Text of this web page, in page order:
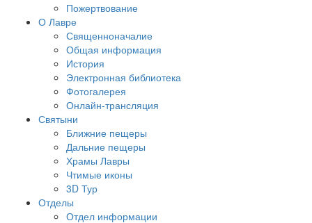
Пожертвование
О Лавре
Священноначалие
Общая информация
История
Электронная библиотека
Фотогалерея
Онлайн-трансляция
Святыни
Ближние пещеры
Дальние пещеры
Храмы Лавры
Чтимые иконы
3D Тур
Отделы
Отдел информации